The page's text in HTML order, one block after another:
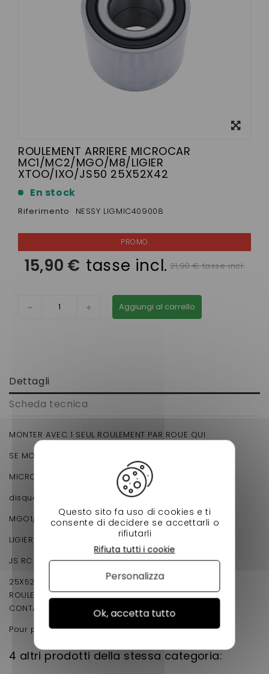
ROULEMENT ARRIERE MICROCAR
MC1/MC2/MGO/M8/LIGIER
XTOO/IXO/JS50 25X52X42
En stock
Riferimento NESSY LIGMIC409008
15,90 € tasse incl. 21,90 € tasse incl.
Aggiungi al carrello
Dettagli
Scheda tecnica
MONTER AVEC 1 SEUL ROULEMENT PAR ROUE QUI
SE MONTE SUR
MICROCAR MC1,MC2 2ème montage avec
disques percés et rainurés
MGO1/ MGO2/MGO3/M8/F8C
LIGIER XTOO/XOO S / XTOO R /IXO / JS 50 /
JS RC montage avec disques percés et rainurés
25X52X42 FAITE ATTENTION MESURER BIEN VOTRE
ROULEMENT AVANT DE PASSER COMMANDE OU NOUS
CONTACTEZ POUR être CONSEILLé.
Pour pleins de voiture sans permis.
4 altri prodotti della stessa categoria:
Questo sito fa uso di cookies e ti
consente di decidere se accettarli o
rifiutarli
Ok, accetta tutto
Rifiuta tutti i cookie
Personalizza